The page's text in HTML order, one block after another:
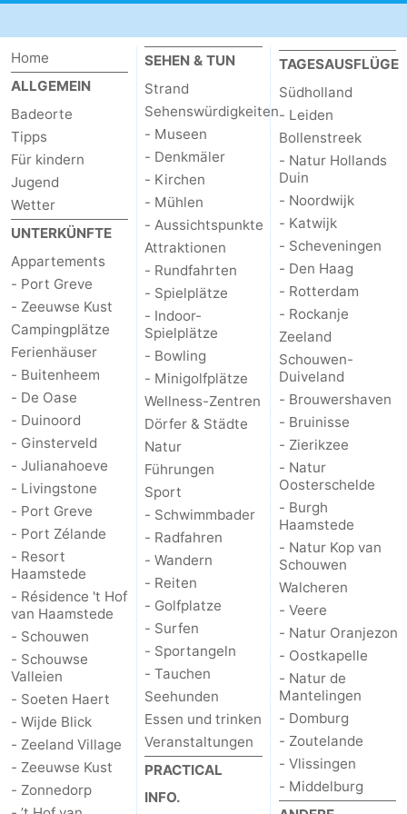
Natur
de
Mantelingen
-
Domburg
-
Zoutelande
-
Vlissingen
-
Middelburg
Wetter
Kontakt
Home
ALLGEMEIN
Badeorte
Tipps
Für kindern
Jugend
Wetter
UNTERKÜNFTE
Appartements
- Port Greve
- Zeeuwse Kust
Campingplätze
Ferienhäuser
- Buitenheem
- De Oase
- Duinoord
- Ginsterveld
- Julianahoeve
- Livingstone
- Port Greve
- Port Zélande
- Resort
Haamstede
- Résidence 't Hof
van Haamstede
- Schouwen
- Schouwse
Valleien
- Soeten Haert
- Wijde Blick
- Zeeland Village
- Zeeuwse Kust
- Zonnedorp
SEHEN & TUN
Strand
Sehenswürdigkeiten
- Museen
- Denkmäler
- Kirchen
- Mühlen
- Aussichtspunkte
Attraktionen
- Rundfahrten
- Spielplätze
- Indoor-
Spielplätze
- Bowling
- Minigolfplätze
Wellness-Zentren
Dörfer & Städte
Natur
Führungen
Sport
- Schwimmbader
- Radfahren
- Wandern
- Reiten
- Golfplatze
- Surfen
- Sportangeln
- Tauchen
Seehunden
Essen und trinken
Veranstaltungen
PRACTICAL
INFO.
TAGESAUSFLÜGE
Südholland
- Leiden
Bollenstreek
- Natur Hollands
Duin
- Noordwijk
- Katwijk
- Scheveningen
- Den Haag
- Rotterdam
- Rockanje
Zeeland
Schouwen-
Duiveland
- Brouwershaven
- Bruinisse
- Zierikzee
- Natur
Oosterschelde
- Burgh
Haamstede
- Natur Kop van
Schouwen
Walcheren
- Veere
- Natur Oranjezon
- Oostkapelle
- Natur de
Mantelingen
- Domburg
- Zoutelande
- Vlissingen
- Middelburg